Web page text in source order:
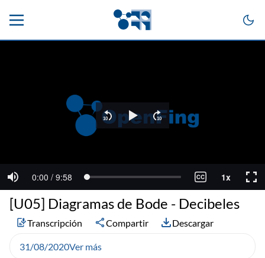
[U05] Diagramas de Bode - Decibeles
Transcripción Compartir Descargar
31/08/2020Ver más